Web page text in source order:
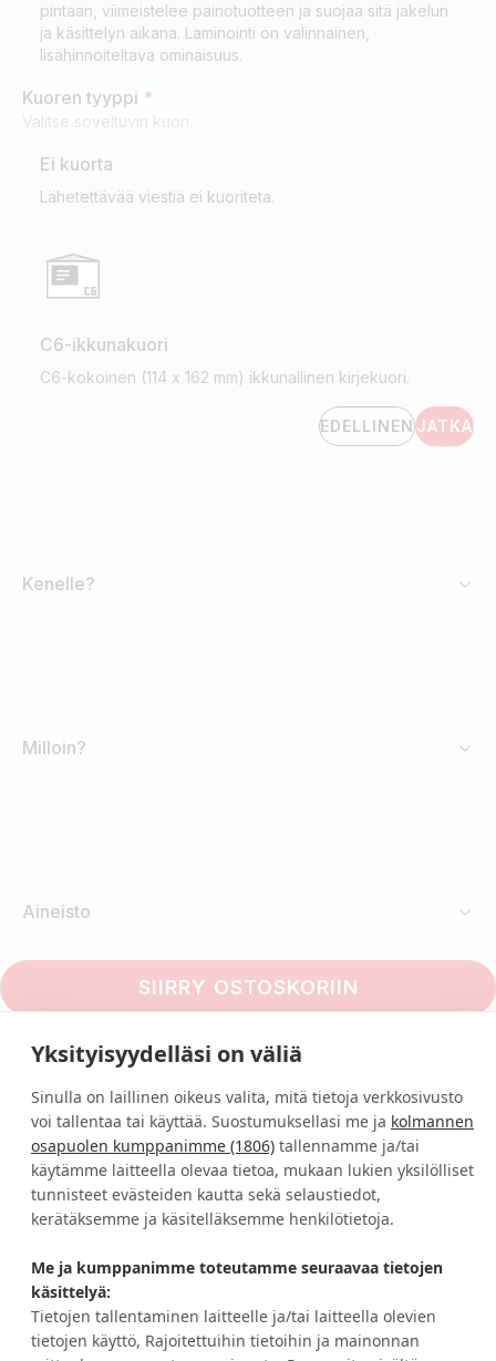
Yksityisyydelläsi on väliä
Sinulla on laillinen oikeus valita, mitä tietoja verkkosivusto
voi tallentaa tai käyttää. Suostumuksellasi me ja kolmannen
osapuolen kumppanimme (1806) tallennamme ja/tai
käytämme laitteella olevaa tietoa, mukaan lukien yksilölliset
tunnisteet evästeiden kautta sekä selaustiedot,
kerätäksemme ja käsitelläksemme henkilötietoja.
Me ja kumppanimme toteutamme seuraavaa tietojen
käsittelyä:
Tietojen tallentaminen laitteelle ja/tai laitteella olevien
tietojen käyttö, Rajoitettuihin tietoihin ja mainonnan
pintaan, viimeistelee painotuotteen ja suojaa sitä jakelun
ja käsittelyn aikana. Laminointi on valinnainen,
lisähinnoiteltava ominaisuus.
Kuoren tyyppi *
Valitse soveltuvin kuori.
Ei kuorta
Lähetettävää viestiä ei kuoriteta.
C6-ikkunakuori
C6-kokoinen (114 x 162 mm) ikkunallinen kirjekuori.
EDELLINENJATKA
Kenelle?
Milloin?
Aineisto
SIIRRY OSTOSKORIIN
työkalut, joilla kehität niin yrityksesi
uusasiakashankintaa, viestintää ja tiedottamista kuin
nykyasiakassuhteiden hoitoa.
YHTEYSTIEDOT